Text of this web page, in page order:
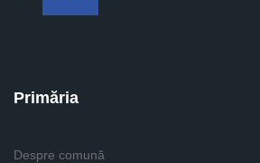
Primăria
Despre comună